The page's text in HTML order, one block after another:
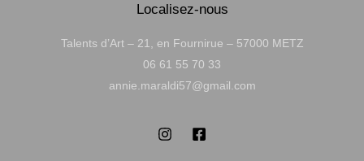
Localisez-nous
Talents d’Art – 21, en Fournirue – 57000 METZ
06 61 55 70 33
annie.maraldi57@gmail.com